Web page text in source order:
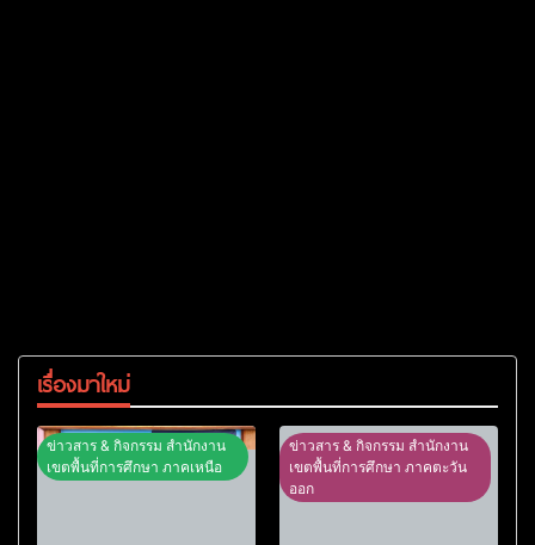
เรื่องมาใหม่
ข่าวสาร & กิจกรรม สำนักงาน
เขตพื้นที่การศึกษา ภาคเหนือ
ข่าวสาร & กิจกรรม สำนักงาน
เขตพื้นที่การศึกษา ภาคตะวัน
ออก